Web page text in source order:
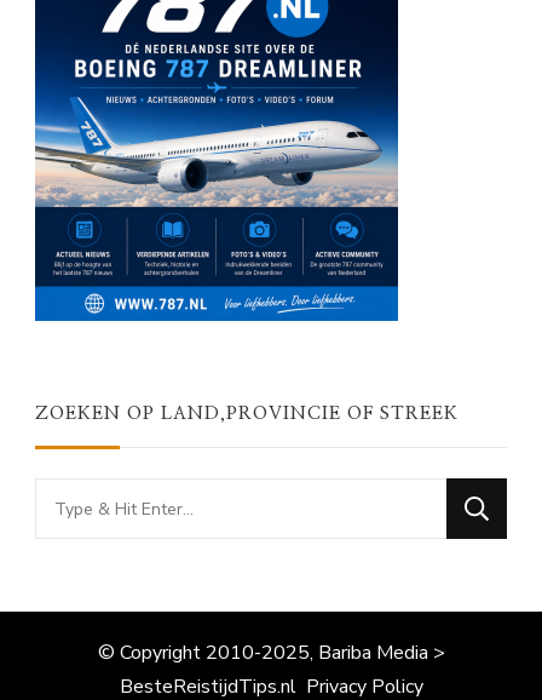
ZOEKEN OP LAND,PROVINCIE OF STREEK
Looking
for
© Copyright 2010-2025, Bariba Media >
BesteReistijdTips.nl Privacy Policy